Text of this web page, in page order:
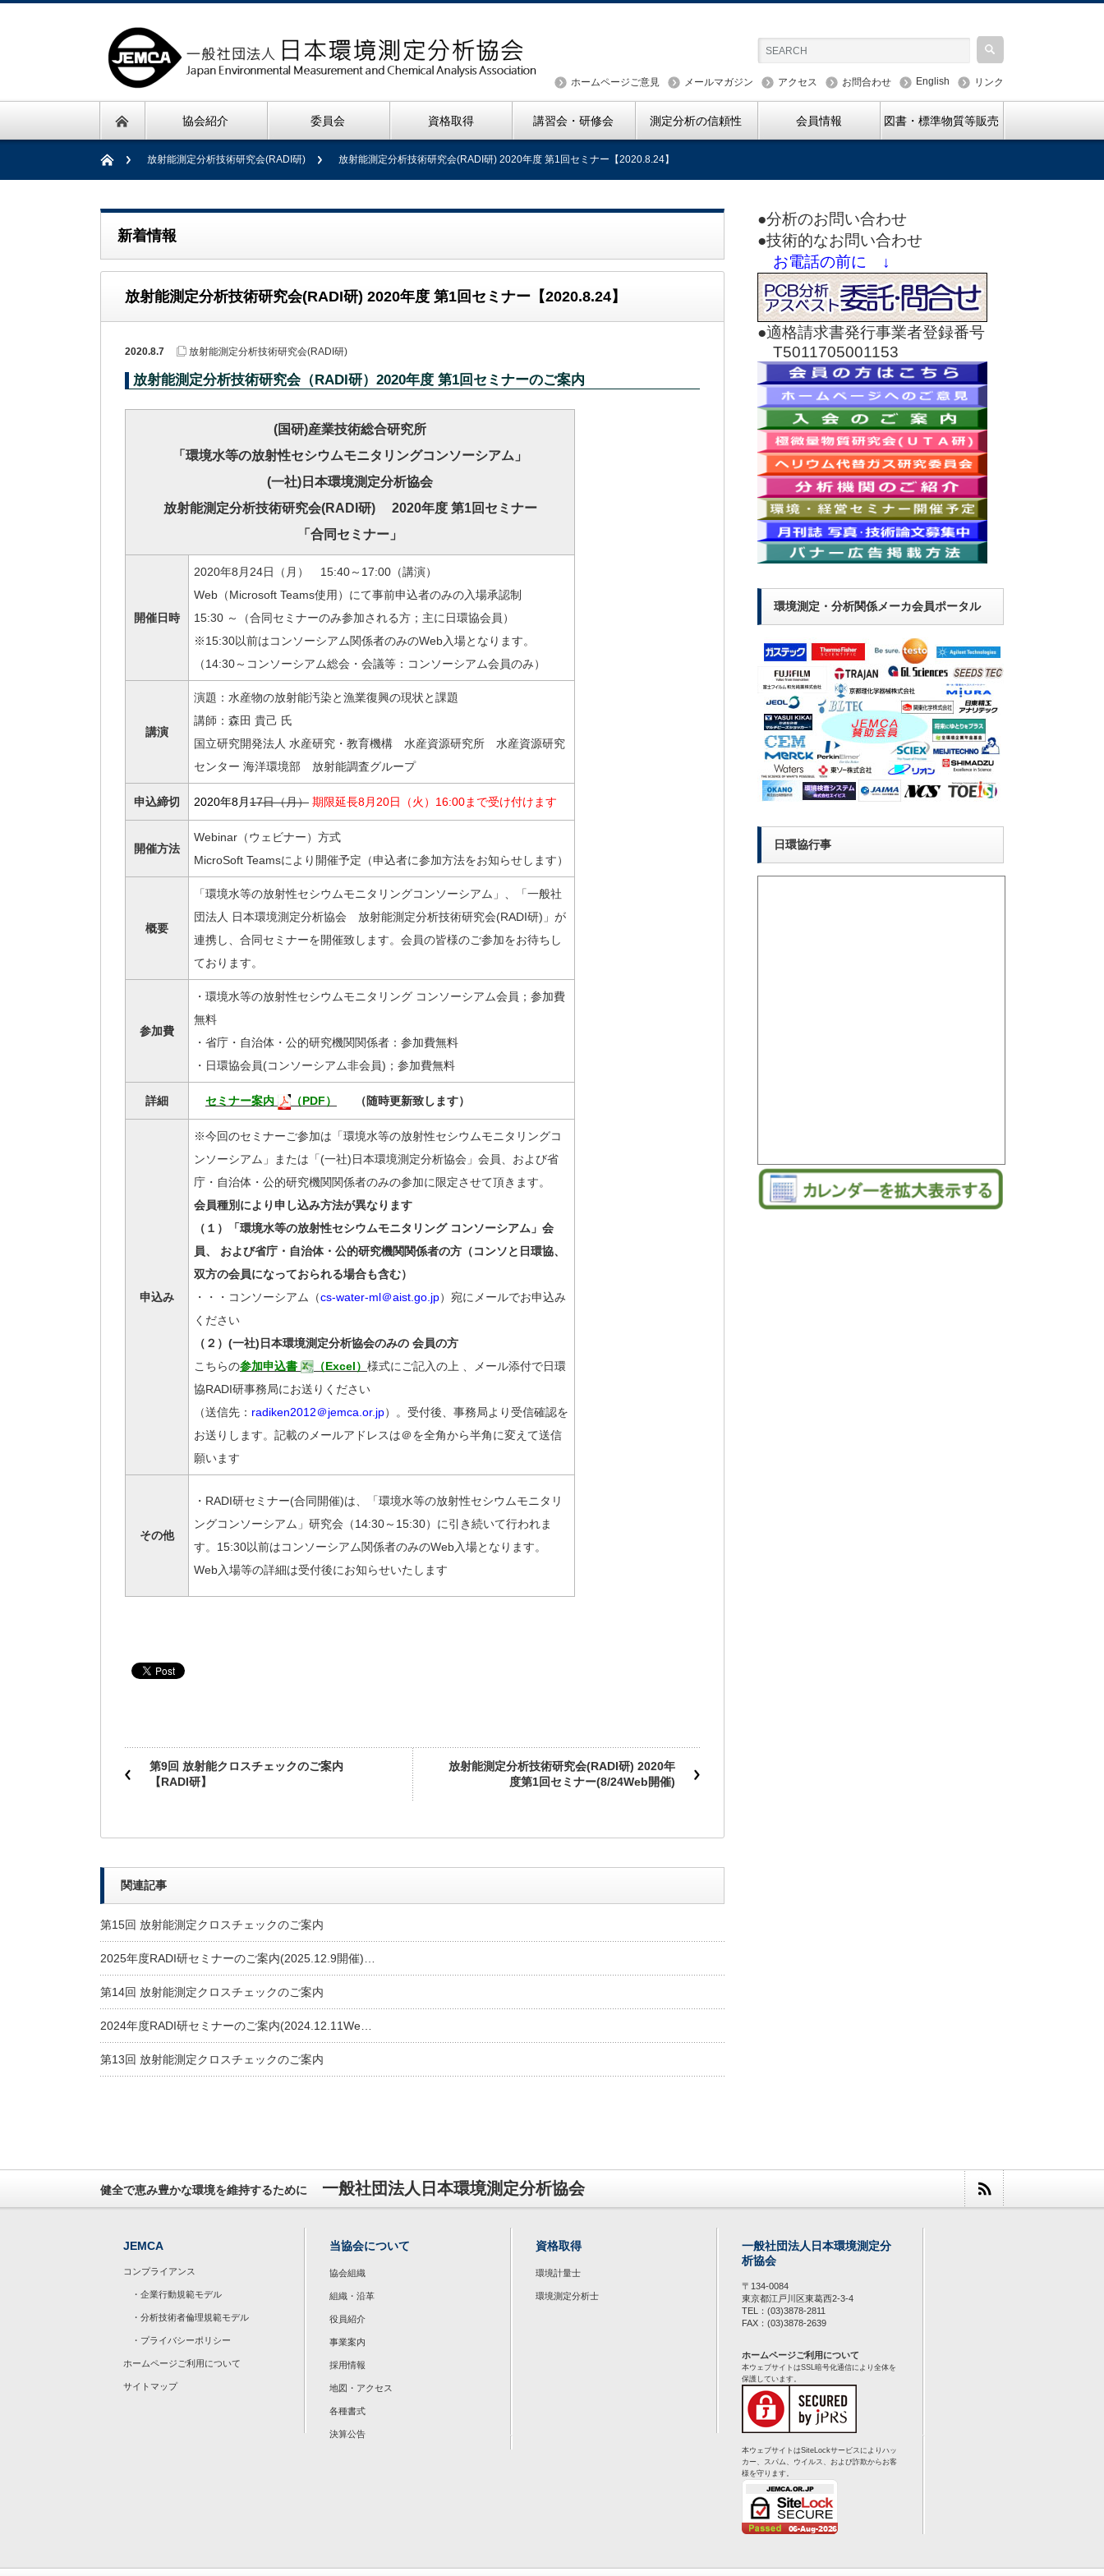
ホームページご意見 メールマガジン アクセス お問合わせ English リンク
協会紹介 委員会 資格取得 講習会・研修会 測定分析の信頼性 会員情報 図書・標準物質等販売
放射能測定分析技術研究会(RADI研) 放射能測定分析技術研究会(RADI研) 2020年度 第1回セミナー【2020.8.24】
新着情報
放射能測定分析技術研究会(RADI研) 2020年度 第1回セミナー【2020.8.24】
2020.8.7 放射能測定分析技術研究会(RADI研)
放射能測定分析技術研究会（RADI研）2020年度 第1回セミナーのご案内
(国研)産業技術総合研究所
「環境水等の放射性セシウムモニタリングコンソーシアム」
(一社)日本環境測定分析協会
放射能測定分析技術研究会(RADI研) 2020年度 第1回セミナー
「合同セミナー」
開催日時
2020年8月24日（月） 15:40～17:00（講演）
Web（Microsoft Teams使用）にて事前申込者のみの入場承認制
15:30 ～（合同セミナーのみ参加される方；主に日環協会員）
※15:30以前はコンソーシアム関係者のみのWeb入場となります。
（14:30～コンソーシアム総会・会議等：コンソーシアム会員のみ）
講演
演題：水産物の放射能汚染と漁業復興の現状と課題
講師：森田 貴己 氏
国立研究開発法人 水産研究・教育機構 水産資源研究所 水産資源研究
センター 海洋環境部 放射能調査グループ
申込締切 2020年8月17日（月） 期限延長8月20日（火）16:00まで受け付けます
開催方法
Webinar（ウェビナー）方式
MicroSoft Teamsにより開催予定（申込者に参加方法をお知らせします）
概要
「環境水等の放射性セシウムモニタリングコンソーシアム」、「一般社
団法人 日本環境測定分析協会 放射能測定分析技術研究会(RADI研)」が
連携し、合同セミナーを開催致します。会員の皆様のご参加をお待ちし
ております。
参加費
・環境水等の放射性セシウムモニタリング コンソーシアム会員；参加費
無料
・省庁・自治体・公的研究機関関係者：参加費無料
・日環協会員(コンソーシアム非会員)；参加費無料
詳細 セミナー案内 （PDF） （随時更新致します）
申込み
※今回のセミナーご参加は「環境水等の放射性セシウムモニタリングコ
ンソーシアム」または「(一社)日本環境測定分析協会」会員、および省
庁・自治体・公的研究機関関係者のみの参加に限定させて頂きます。
会員種別により申し込み方法が異なります
（１）「環境水等の放射性セシウムモニタリング コンソーシアム」会
員、
および省庁・自治体・公的研究機関関係者の方（コンソと日環協、
双方の会員になっておられる場合も含む）
・・・コンソーシアム（cs-water-ml＠aist.go.jp）宛にメールでお申込み
ください
（２）(一社)日本環境測定分析協会のみの 会員の方
こちらの参加申込書 （Excel） 様式にご記入の上 、メール添付で日環
協RADI研事務局にお送りください
（送信先： radiken2012＠jemca.or.jp）。受付後、事務局より受信確認を
お送りします。記載のメールアドレスは＠を全角から半角に変えて送信
願います
その他
・RADI研セミナー(合同開催)は、「環境水等の放射性セシウムモニタリ
ングコンソーシアム」研究会（14:30～15:30）に引き続いて行われま
す。15:30以前はコンソーシアム関係者のみのWeb入場となります。
Web入場等の詳細は受付後にお知らせいたします
第9回 放射能クロスチェックのご案内
【RADI研】
放射能測定分析技術研究会(RADI研) 2020年
度第1回セミナー(8/24Web開催)
関連記事
第15回 放射能測定クロスチェックのご案内
2025年度RADI研セミナーのご案内(2025.12.9開催)…
第14回 放射能測定クロスチェックのご案内
2024年度RADI研セミナーのご案内(2024.12.11We…
第13回 放射能測定クロスチェックのご案内
●分析のお問い合わせ
●技術的なお問い合わせ
お電話の前に ↓
●適格請求書発行事業者登録番号
T5011705001153
環境測定・分析関係メーカ会員ポータル
日環協行事
健全で恵み豊かな環境を維持するために 一般社団法人日本環境測定分析協会
JEMCA
コンプライアンス
・企業行動規範モデル
・分析技術者倫理規範モデル
・プライバシーポリシー
ホームページご利用について
サイトマップ
当協会について
協会組織
組織・沿革
役員紹介
事業案内
採用情報
地図・アクセス
各種書式
決算公告
資格取得
環境計量士
環境測定分析士
一般社団法人日本環境測定分
析協会
〒134-0084
東京都江戸川区東葛西2-3-4
TEL：(03)3878-2811
FAX：(03)3878-2639
ホームページご利用について
本ウェブサイトはSSL暗号化通信により全体を
保護しています。
本ウェブサイトはSiteLockサービスによりハッ
カー、スパム、ウイルス、および詐欺からお客
様を守ります。